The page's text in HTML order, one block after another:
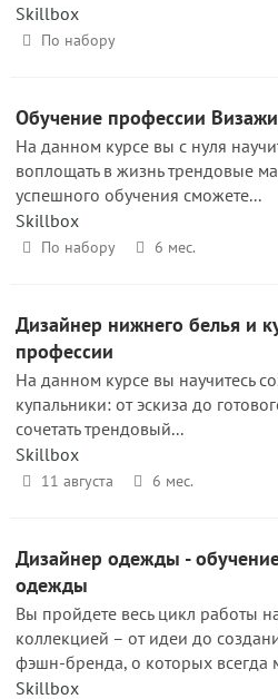
Skillbox
По набору
Обучение профессии
На данном курсе вы с нуля
воплощать в жизнь трендовые
успешного обучения сможете...
Skillbox
По набору 6 мес.
Дизайнер нижнего белья и
профессии
На данном курсе вы научитесь
купальники: от эскиза до
сочетать трендовый...
Skillbox
11 августа 6 мес.
Дизайнер одежды -
одежды
Вы пройдете весь цикл работы
коллекцией – от идеи до
фэшн-бренда, о которых всегда
Skillbox